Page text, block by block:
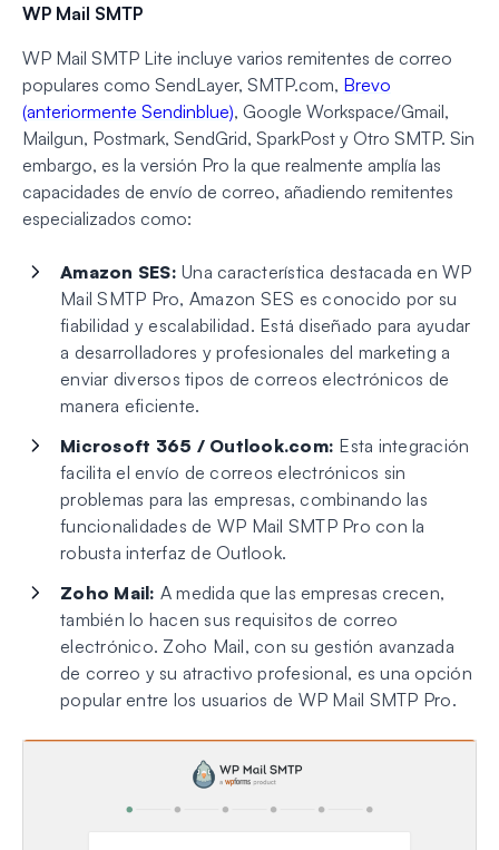
WP Mail SMTP
WP Mail SMTP Lite incluye varios remitentes de correo
populares como SendLayer, SMTP.com, Brevo
(anteriormente Sendinblue), Google Workspace/Gmail,
Mailgun, Postmark, SendGrid, SparkPost y Otro SMTP. Sin
embargo, es la versión Pro la que realmente amplía las
capacidades de envío de correo, añadiendo remitentes
especializados como:
Amazon SES: Una característica destacada en WP
Mail SMTP Pro, Amazon SES es conocido por su
fiabilidad y escalabilidad. Está diseñado para ayudar
a desarrolladores y profesionales del marketing a
enviar diversos tipos de correos electrónicos de
manera eficiente.
Microsoft 365 / Outlook.com: Esta integración
facilita el envío de correos electrónicos sin
problemas para las empresas, combinando las
funcionalidades de WP Mail SMTP Pro con la
robusta interfaz de Outlook.
Zoho Mail: A medida que las empresas crecen,
también lo hacen sus requisitos de correo
electrónico. Zoho Mail, con su gestión avanzada
de correo y su atractivo profesional, es una opción
popular entre los usuarios de WP Mail SMTP Pro.